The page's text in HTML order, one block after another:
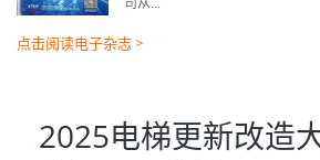
司从...
点击阅读电子杂志 >
2025电梯更新改造